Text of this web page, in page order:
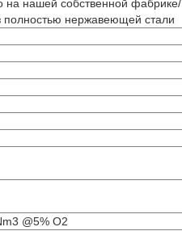
на нашей собственной фабрике/
полностью нержавеющей стали
@5% O2